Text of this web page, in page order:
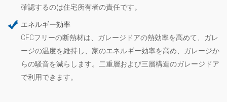
確認するのは住宅所有者の責任です。
エネルギー効率
CFCフリーの断熱材は、ガレージドアの熱効率を高めて、ガレ
ージの温度を維持し、家のエネルギー効率を高め、ガレージか
らの騒音を減らします。二重層および三層構造のガレージドア
で利用できます。